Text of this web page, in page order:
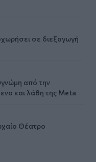
σε διεξαγωγή
από την
και λάθη της Meta
Θέατρο